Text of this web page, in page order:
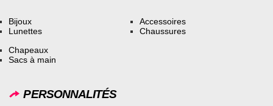
Bijoux
Lunettes
Accessoires
Chaussures
Chapeaux
Sacs à main
PERSONNALITÉS